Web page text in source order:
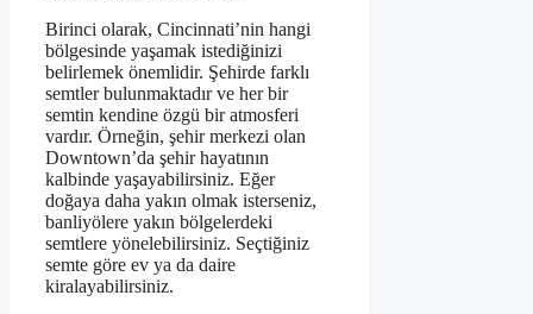
Birinci olarak, Cincinnati’nin hangi
bölgesinde yaşamak istediğinizi
belirlemek önemlidir. Şehirde farklı
semtler bulunmaktadır ve her bir
semtin kendine özgü bir atmosferi
vardır. Örneğin, şehir merkezi olan
Downtown’da şehir hayatının
kalbinde yaşayabilirsiniz. Eğer
doğaya daha yakın olmak isterseniz,
banliyölere yakın bölgelerdeki
semtlere yönelebilirsiniz. Seçtiğiniz
semte göre ev ya da daire
kiralayabilirsiniz.